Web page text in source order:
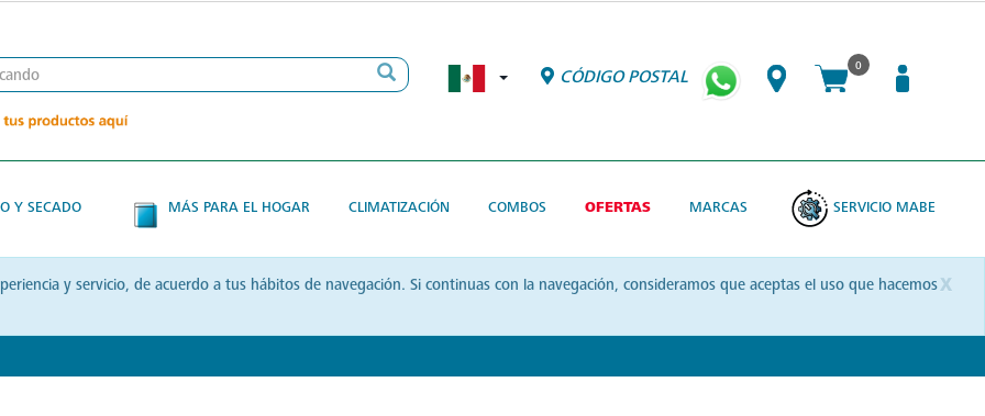
CÓDIGO POSTAL
0
Y SECADO MÁS PARA EL HOGAR CLIMATIZACIÓN COMBOS OFERTAS MARCAS SERVICIO MABE
x
y servicio, de acuerdo a tus hábitos de navegación. Si continuas con la navegación, consideramos que aceptas el uso que hacemos